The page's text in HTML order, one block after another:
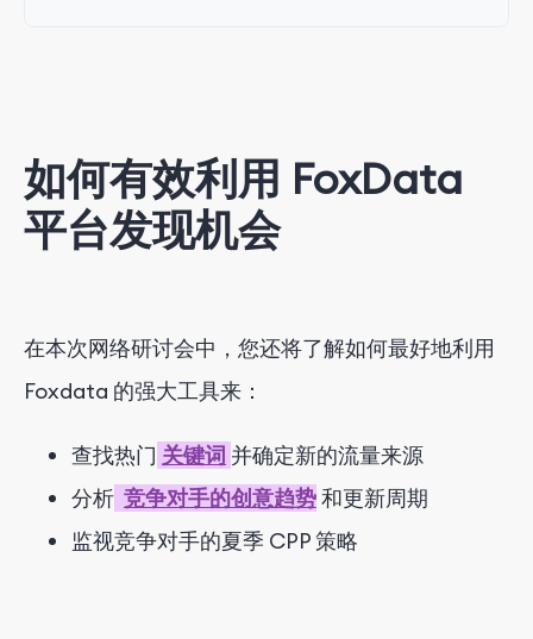
如何有效利用 FoxData
平台发现机会
在本次网络研讨会中，您还将了解如何最好地利用
Foxdata 的强大工具来：
查找热门 关键词 并确定新的流量来源
分析 竞争对手的创意趋势和更新周期
监视竞争对手的夏季 CPP 策略